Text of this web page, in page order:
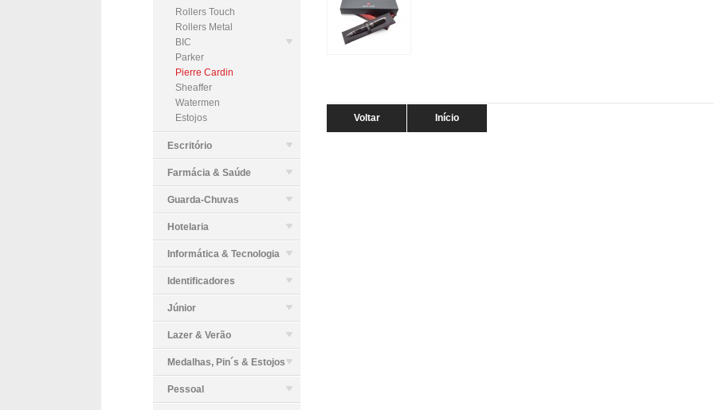
Rollers Touch
Rollers Metal
BIC
Parker
Pierre Cardin
Sheaffer
Watermen
Estojos
Escritório
Farmácia & Saúde
Guarda-Chuvas
Hotelaria
Informática & Tecnologia
Identificadores
Júnior
Lazer & Verão
Medalhas, Pin´s & Estojos
Pessoal
Voltar Início